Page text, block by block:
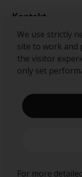
We use strictly
site to work and
the visitor
only set
For more
Kontakt
Folgen Sie uns
Redwheel ® and
of RWC Partners
including RWC
authorised and
incorporated in
registered